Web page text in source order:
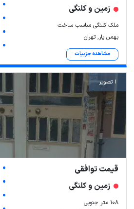
زمین و کلنگی
ملک کلنگی مناسب ساخت
بهمن یار, تهران
مشاهده جزییات
1 تصویر
قیمت توافقی
زمین و کلنگی
۱۰۸ متر جنوبی